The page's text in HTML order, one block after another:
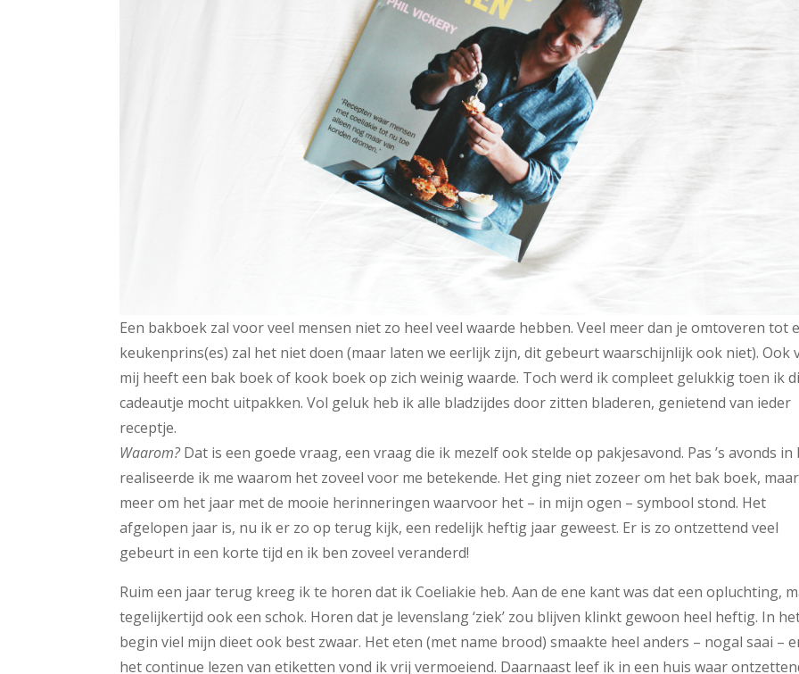
Een bakboek zal voor veel mensen niet zo heel veel waarde hebben. Veel meer dan je omtoveren tot
keukenprins(es) zal het niet doen (maar laten we eerlijk zijn, dit gebeurt waarschijnlijk ook niet). Ook
mij heeft een bak boek of kook boek op zich weinig waarde. Toch werd ik compleet gelukkig toen ik
cadeautje mocht uitpakken. Vol geluk heb ik alle bladzijdes door zitten bladeren, genietend van ieder
receptje.
Waarom?Dat is een goede vraag, een vraag die ik mezelf ook stelde op pakjesavond. Pas ’s avonds in
realiseerde ik me waarom het zoveel voor me betekende. Het ging niet zozeer om het bak boek, maar
meer om het jaar met de mooie herinneringen waarvoor het – in mijn ogen – symbool stond. Het
afgelopen jaar is, nu ik er zo op terug kijk, een redelijk heftig jaar geweest. Er is zo ontzettend veel
gebeurt in een korte tijd en ik ben zoveel veranderd!
Ruim een jaar terug kreeg ik te horen dat ik Coeliakie heb. Aan de ene kant was dat een opluchting,
tegelijkertijd ook een schok. Horen dat je levenslang ‘ziek’ zou blijven klinkt gewoon heel heftig. In
begin viel mijn dieet ook best zwaar. Het eten (met name brood) smaakte heel anders – nogal saai –
het continue lezen van etiketten vond ik vrij vermoeiend. Daarnaast leef ik in een huis waar